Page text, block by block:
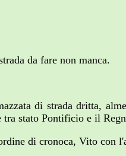
da fare non manca.
di strada dritta,
tra stato Pontificio e il
di cronoca, Vito con